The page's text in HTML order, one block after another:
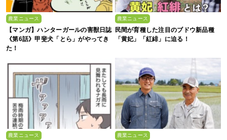
農業ニュース
【マンガ】ハンターガールの害獣日誌
《第6話》甲斐犬「とら」がやってき
た！
農業ニュース
民間が育種した注目のブドウ新品種
「黄妃」「紅緋」に迫る！
農業ニュース 農業ニュース